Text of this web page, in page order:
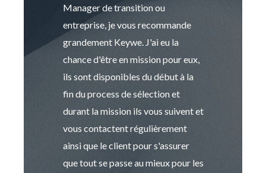
Manager de transition ou
entreprise, je vous recommande
grandement Keywe. J'ai eu la
chance d'être en mission pour eux,
ils sont disponibles du début à la
fin du process de sélection et
durant la mission ils vous suivent et
vous contactent régulièrement
ainsi que le client pour s'assurer
que tout se passe au mieux pour les